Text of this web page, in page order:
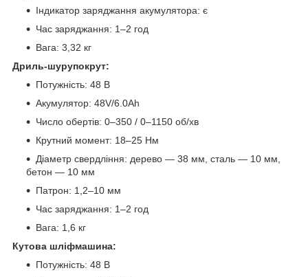
Індикатор заряджання акумулятора: є
Час заряджання: 1–2 год
Вага: 3,32 кг
Дриль-шурупокрут:
Потужність: 48 В
Акумулятор: 48V/6.0Ah
Число обертів: 0–350 / 0–1150 об/хв
Крутний момент: 18–25 Нм
Діаметр свердління: дерево — 38 мм, сталь — 10 мм,
бетон — 10 мм
Патрон: 1,2–10 мм
Час заряджання: 1–2 год
Вага: 1,6 кг
Кутова шліфмашина:
Потужність: 48 В